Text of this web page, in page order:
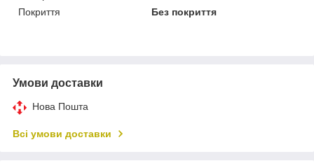
Покриття
Без покриття
Умови доставки
Нова Пошта
Всі умови доставки